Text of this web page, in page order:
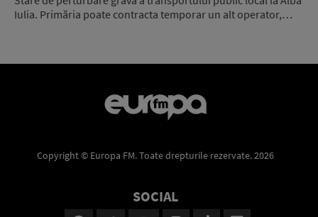
Iulia. Primăria poate contracta temporar un alt operator,…
Copyright © Europa FM. Toate drepturile rezervate. 2026
SOCIAL